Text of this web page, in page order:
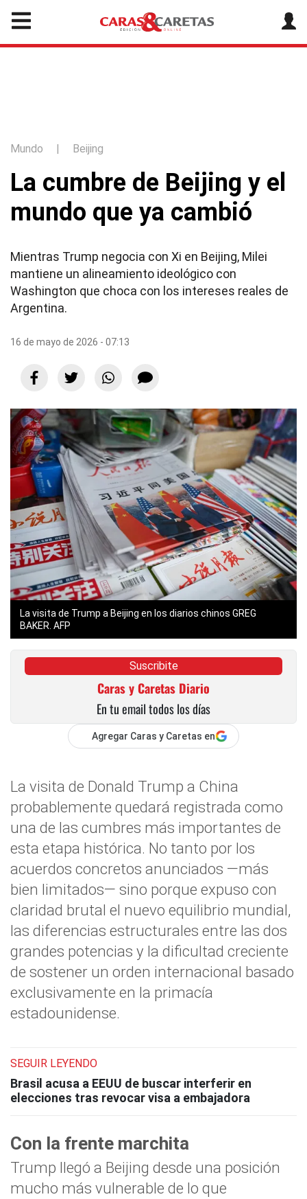
Mundo | Beijing
La cumbre de Beijing y el
mundo que ya cambió
Mientras Trump negocia con Xi en Beijing, Milei
mantiene un alineamiento ideológico con
Washington que choca con los intereses reales de
Argentina.
16 de mayo de 2026 - 07:13
La visita de Trump a Beijing en los diarios chinos GREG
BAKER. AFP
Suscribite
Caras y Caretas Diario
En tu email todos los días
Agregar Caras y Caretas en
La visita de Donald Trump a China
probablemente quedará registrada como
una de las cumbres más importantes de
esta etapa histórica. No tanto por los
acuerdos concretos anunciados —más
bien limitados— sino porque expuso con
claridad brutal el nuevo equilibrio mundial,
las diferencias estructurales entre las dos
grandes potencias y la dificultad creciente
de sostener un orden internacional basado
exclusivamente en la primacía
estadounidense.
SEGUIR LEYENDO
Brasil acusa a EEUU de buscar interferir en
elecciones tras revocar visa a embajadora
Con la frente marchita
Trump llegó a Beijing desde una posición
mucho más vulnerable de lo que